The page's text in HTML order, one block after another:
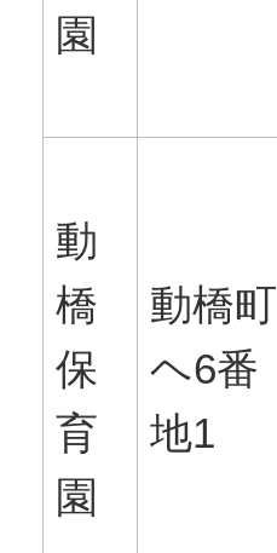
園
動
橋
保
育
園
動橋町
ヘ6番
地1